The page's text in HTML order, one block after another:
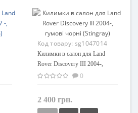
Код товару: sg1047014
Килимки в салон для Land
Rover Discovery III 2004-,
гумові чорні (Stingray)
0
2 400 грн.